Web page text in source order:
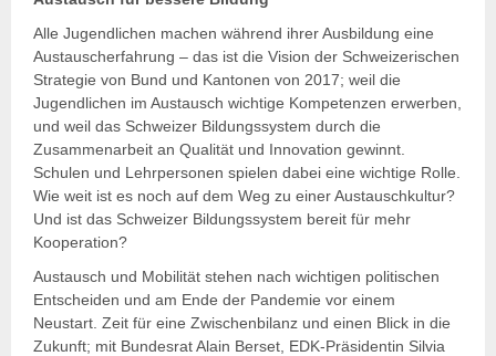
Alle Jugendlichen machen während ihrer Ausbildung eine
Austauscherfahrung – das ist die Vision der Schweizerischen
Strategie von Bund und Kantonen von 2017; weil die
Jugendlichen im Austausch wichtige Kompetenzen erwerben,
und weil das Schweizer Bildungssystem durch die
Zusammenarbeit an Qualität und Innovation gewinnt.
Schulen und Lehrpersonen spielen dabei eine wichtige Rolle.
Wie weit ist es noch auf dem Weg zu einer Austauschkultur?
Und ist das Schweizer Bildungssystem bereit für mehr
Kooperation?
Austausch und Mobilität stehen nach wichtigen politischen
Entscheiden und am Ende der Pandemie vor einem
Neustart. Zeit für eine Zwischenbilanz und einen Blick in die
Zukunft; mit Bundesrat Alain Berset, EDK-Präsidentin Silvia